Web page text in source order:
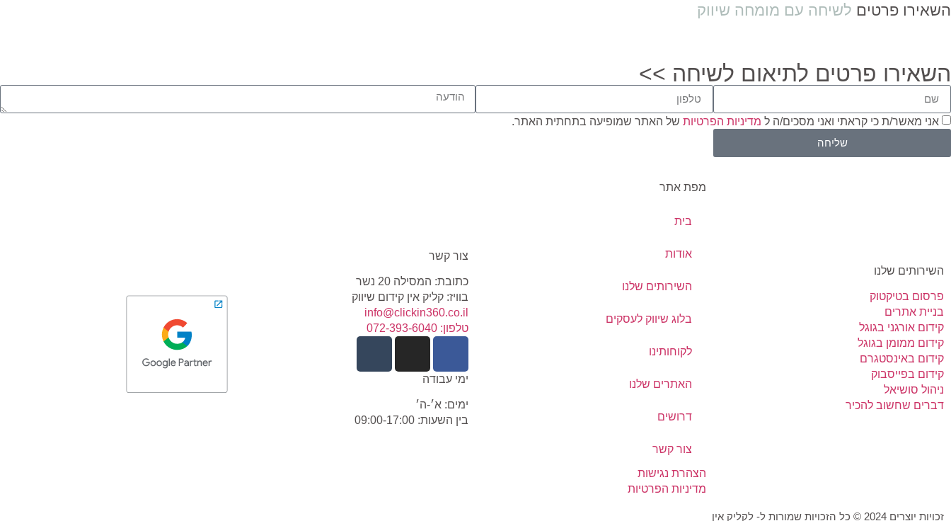
השאירו פרטים לשיחה עם מומחה שיווק
השאירו פרטים לתיאום לשיחה >>
אני מאשר/ת כי קראתי ואני מסכים/ה ל מדיניות הפרטיות של האתר שמופיעה בתחתית האתר.
שליחה
השירותים שלנו
פרסום בטיקטוק
בניית אתרים
קידום אורגני בגוגל
קידום ממומן בגוגל
קידום באינסטגרם
קידום בפייסבוק
ניהול סושיאל
דברים שחשוב להכיר
מפת אתר
בית
אודות
השירותים שלנו
בלוג שיווק לעסקים
לקוחותינו
האתרים שלנו
דרושים
צור קשר
הצהרת נגישות
מדיניות הפרטיות
צור קשר
כתובת: המסילה 20 נשר
בוויז: קליק אין קידום שיווק
info@clickin360.co.il
טלפון: 072-393-6040
ימי עבודה
ימים: א׳-ה׳
בין השעות: 09:00-17:00
זכויות יוצרים 2024 © כל הזכויות שמורות ל- לקליק אין